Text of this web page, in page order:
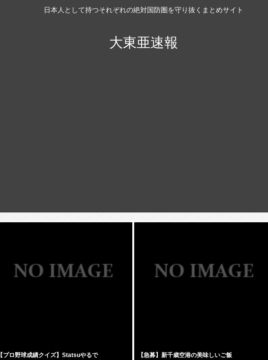
日本人として持つそれぞれの絶対国防圏を守り抜くまとめサイト
大東亜速報
【プロ野球成績クイズ】Statsuやるで 【急募】新千歳空港の美味しいご飯